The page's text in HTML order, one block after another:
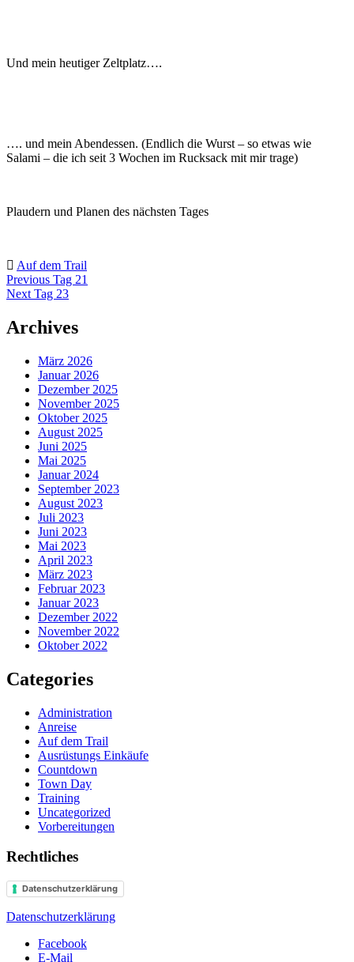
Und mein heutiger Zeltplatz….
…. und mein Abendessen. (Endlich die Wurst – so etwas wie
Salami – die ich seit 3 Wochen im Rucksack mit mir trage)
Plaudern und Planen des nächsten Tages
Auf dem Trail
Beitragsnavigation
Previous
post
Previous Tag 21
Next
Next Tag 23
Archives
März 2026
Januar 2026
Dezember 2025
November 2025
Oktober 2025
August 2025
Juni 2025
Mai 2025
Januar 2024
September 2023
August 2023
Juli 2023
Juni 2023
Mai 2023
April 2023
März 2023
Februar 2023
Januar 2023
Dezember 2022
November 2022
Oktober 2022
Categories
Administration
Anreise
Auf dem Trail
Ausrüstungs Einkäufe
Countdown
Town Day
Training
Uncategorized
Vorbereitungen
Rechtliches
Datenschutzerklärung
Datenschutzerklärung
Facebook
E-Mail